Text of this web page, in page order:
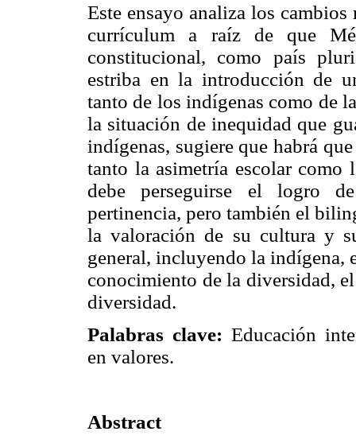
Este ensayo analiza los
currículum a raíz de que
constitucional, como país
estriba en la introducción de
tanto de los indígenas como de
la situación de inequidad que
indígenas, sugiere que habrá
tanto la asimetría escolar
debe perseguirse el logro
pertinencia, pero también el
la valoración de su cultura y
general, incluyendo la indígena,
conocimiento de la diversidad,
diversidad.
Palabras clave: Educación
en valores.
Abstract